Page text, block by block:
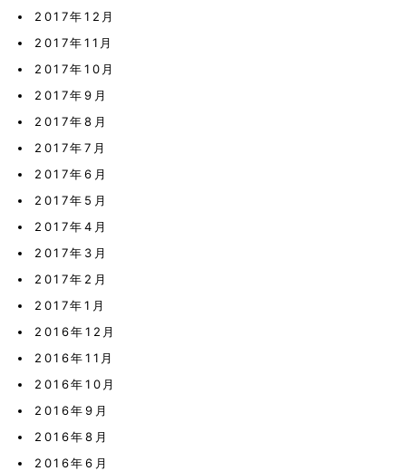
2017年12月
2017年11月
2017年10月
2017年9月
2017年8月
2017年7月
2017年6月
2017年5月
2017年4月
2017年3月
2017年2月
2017年1月
2016年12月
2016年11月
2016年10月
2016年9月
2016年8月
2016年6月